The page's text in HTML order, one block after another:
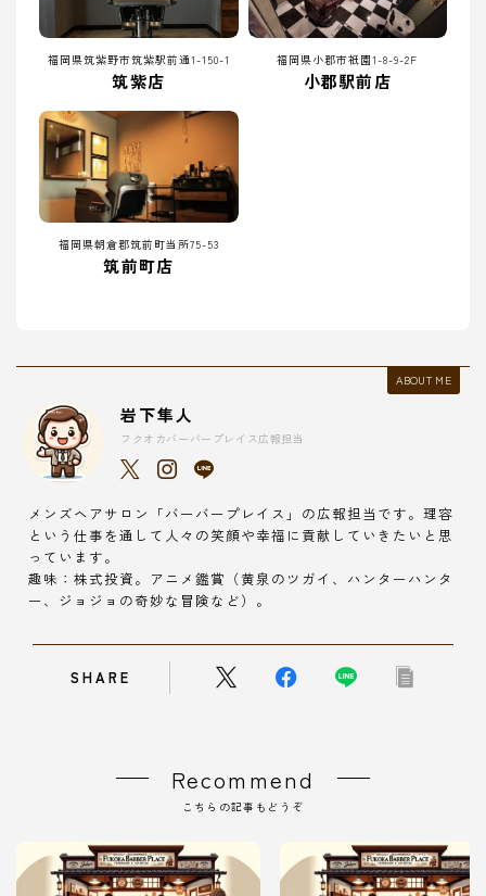
福岡県筑紫野市筑紫駅前通1-150-1
筑紫店
福岡県小郡市祇園1-8-9-2F
小郡駅前店
福岡県朝倉郡筑前町当所75-53
筑前町店
ABOUT ME
岩下隼人
フクオカバーバープレイス広報担当
メンズヘアサロン「バーバープレイス」の広報担当です。理容
という仕事を通して人々の笑顔や幸福に貢献していきたいと思
っています。
趣味：株式投資。アニメ鑑賞（黄泉のツガイ、ハンターハンタ
ー、ジョジョの奇妙な冒険など）。
SHARE
Recommend
こちらの記事もどうぞ